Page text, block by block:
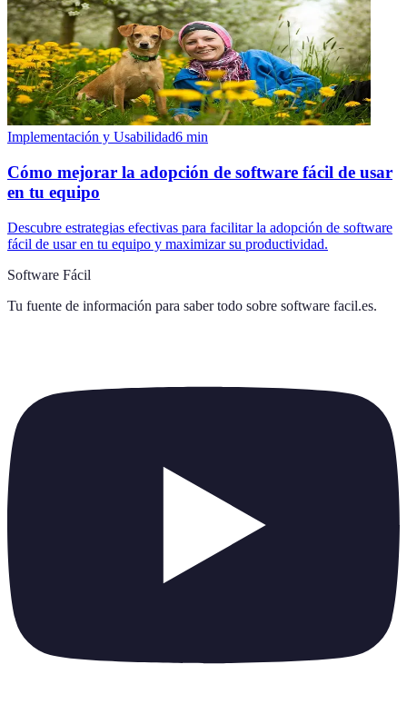
Implementación y Usabilidad6 min
Cómo mejorar la adopción de software fácil de usar
en tu equipo
Descubre estrategias efectivas para facilitar la adopción de software
fácil de usar en tu equipo y maximizar su productividad.
Software Fácil
Tu fuente de información para saber todo sobre software facil.es.